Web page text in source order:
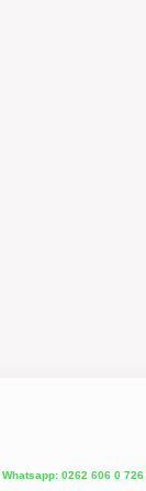
Whatsapp: 0262 606 0 726